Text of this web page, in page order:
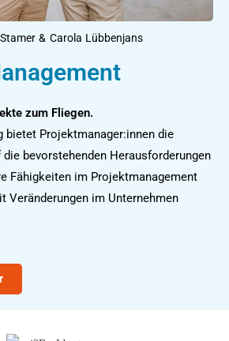
& Carola Lübbenjans
zum Fliegen.
bietet Projektmanager:innen die
bevorstehenden Herausforderungen
Fähigkeiten im Projektmanagement
Veränderungen im Unternehmen